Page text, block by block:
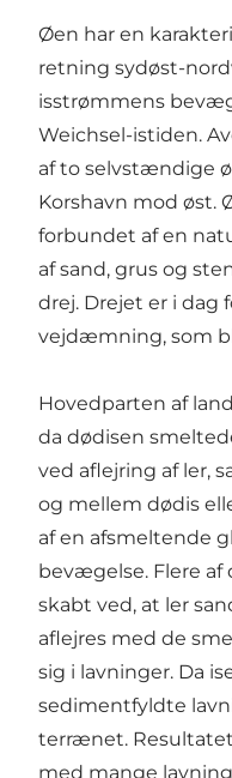
Øen har en
retning sydøst-
isstrømmens
Weichsel-istiden.
af to selvstændige
Korshavn mod øst.
forbundet af en
af sand, grus og
drej. Drejet er i dag
vejdæmning, som
Hovedparten af
da dødisen
ved aflejring af ler,
og mellem dødis
af en afsmeltende
bevægelse. Flere af
skabt ved, at ler
aflejres med de
sig i lavninger. Da
sedimentfyldte
terrænet.
med mange